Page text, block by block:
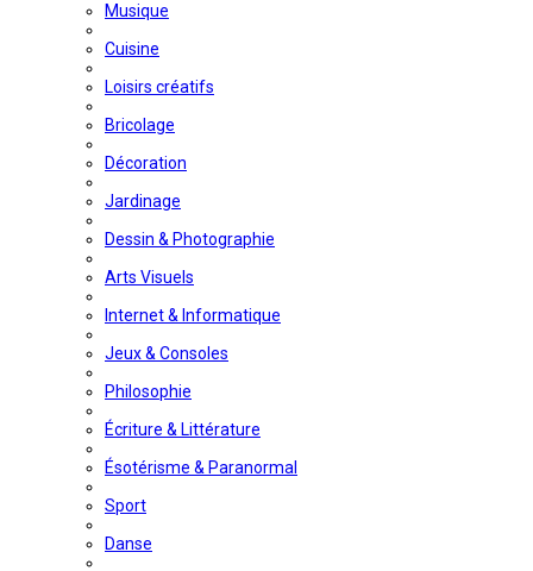
Musique
Cuisine
Loisirs créatifs
Bricolage
Décoration
Jardinage
Dessin & Photographie
Arts Visuels
Internet & Informatique
Jeux & Consoles
Philosophie
Écriture & Littérature
Ésotérisme & Paranormal
Sport
Danse